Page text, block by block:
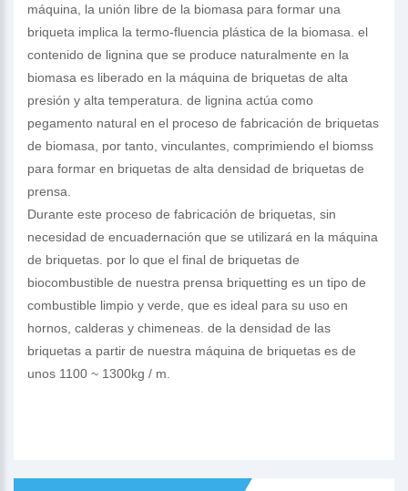
máquina, la unión libre de la biomasa para formar una
briqueta implica la termo-fluencia plástica de la biomasa. el
contenido de lignina que se produce naturalmente en la
biomasa es liberado en la máquina de briquetas de alta
presión y alta temperatura. de lignina actúa como
pegamento natural en el proceso de fabricación de briquetas
de biomasa, por tanto, vinculantes, comprimiendo el biomss
para formar en briquetas de alta densidad de briquetas de
prensa.
Durante este proceso de fabricación de briquetas, sin
necesidad de encuadernación que se utilizará en la máquina
de briquetas. por lo que el final de briquetas de
biocombustible de nuestra prensa briquetting es un tipo de
combustible limpio y verde, que es ideal para su uso en
hornos, calderas y chimeneas. de la densidad de las
briquetas a partir de nuestra máquina de briquetas es de
unos 1100 ~ 1300kg / m.